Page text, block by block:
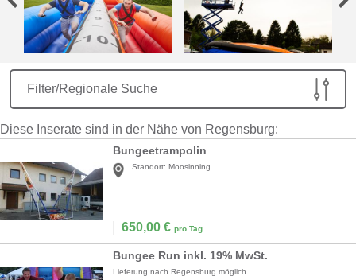
Filter/Regionale Suche
Diese Inserate sind in der Nähe von Regensburg:
Bungeetrampolin
Standort: Moosinning
650,00 € pro Tag
Bungee Run inkl. 19% MwSt.
Lieferung nach Regensburg möglich